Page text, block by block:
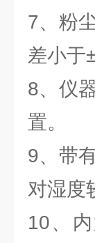
7、粉
差小于
8、仪
置。
9、带
对湿度
10、